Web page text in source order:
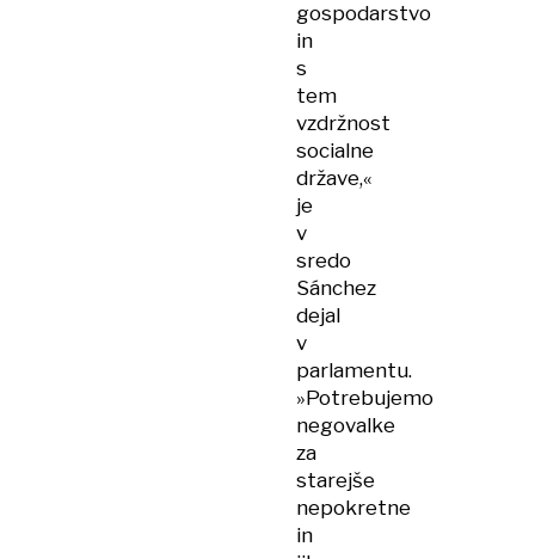
gospodarstvo
in
s
tem
vzdržnost
socialne
države,«
je
v
sredo
Sánchez
dejal
v
parlamentu.
»Potrebujemo
negovalke
za
starejše
nepokretne
in